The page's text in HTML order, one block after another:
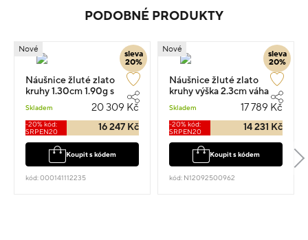
PODOBNÉ PRODUKTY
sleva
20%
Nové
Náušnice žluté zlato
kruhy 1.30cm 1.90g s
diamantem 0.240ct
Skladem 20 309 Kč
-20% kód:
SRPEN20
16 247 Kč
Koupit s kódem
kód: 000141112235
sleva
20%
Nové
Náušnice žluté zlato
kruhy výška 2.3cm váha
Skladem 17 789 Kč
-20% kód:
SRPEN20
14 231 Kč
Koupit s kódem
kód: N12092500962